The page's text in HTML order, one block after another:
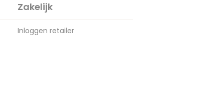
Zakelijk
Inloggen retailer